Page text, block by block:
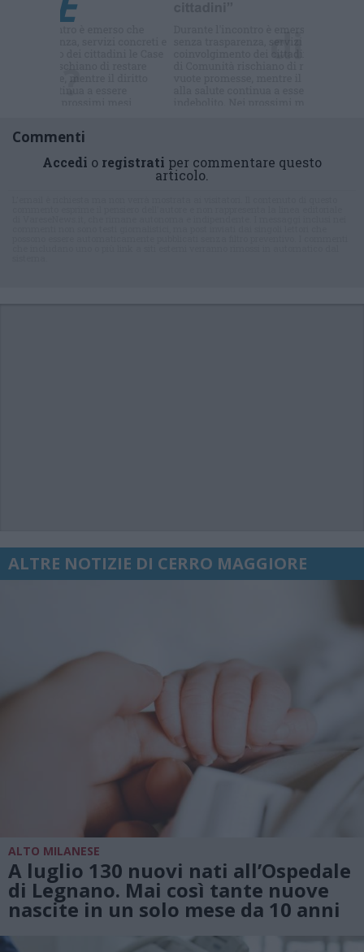
Commenti
Accedi o registrati per commentare questo
articolo.
ALTRE NOTIZIE DI CERRO MAGGIORE
ALTO MILANESE
A luglio 130 nuovi nati all’Ospedale
di Legnano. Mai così tante nuove
nascite in un solo mese da 10 anni